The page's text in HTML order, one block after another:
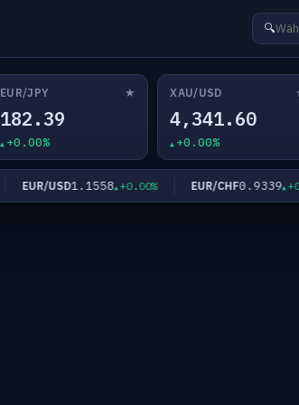
🔍
EUR/JPY ★
182.39
+0.00%
XAU/USD
4,341.60
+0.00%
EUR/USD1.1558 +0.00% EUR/CHF0.9339